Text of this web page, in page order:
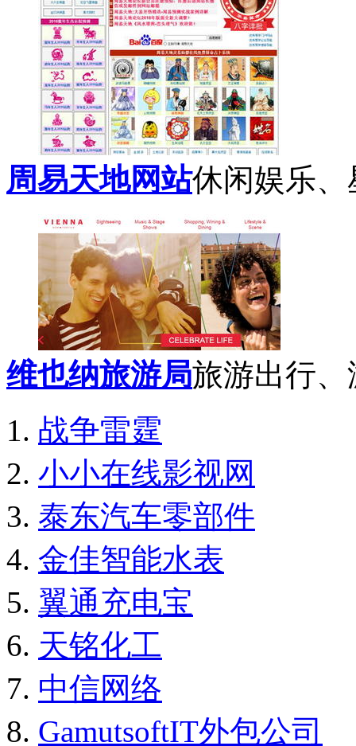
周易天地网站休闲娱乐
维也纳旅游局旅游出行
战争雷霆
小小在线影视网
泰东汽车零部件
金佳智能水表
翼通充电宝
天铭化工
中信网络
GamutsoftIT外包公司